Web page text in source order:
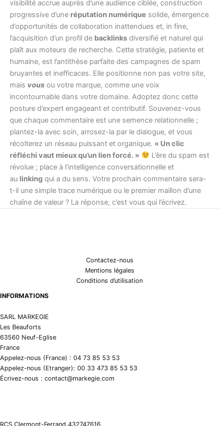
visibilité accrue auprès d’une audience ciblée, construction
progressive d’une réputation numérique solide, émergence
d’opportunités de collaboration inattendues et, in fine,
l’acquisition d’un profil de backlinks diversifié et naturel qui
plaît aux moteurs de recherche. Cette stratégie, patiente et
humaine, est l’antithèse parfaite des campagnes de spam
bruyantes et inefficaces. Elle positionne non pas votre site,
mais vous ou votre marque, comme une voix
incontournable dans votre domaine. Adoptez donc cette
posture d’expert engageant et contributif. Souvenez-vous
que chaque commentaire est une semence relationnelle ;
plantez-la avec soin, arrosez-la par le dialogue, et vous
récolterez un réseau puissant et organique. « Un clic
réfléchi vaut mieux qu’un lien forcé. »
L’ère du spam est
révolue ; place à l’intelligence conversationnelle et
au linking qui a du sens. Votre prochain commentaire sera-
t-il une simple trace numérique ou le premier maillon d’une
chaîne de valeur ? La réponse, c’est vous qui l’écrivez.
Contactez-nous
Mentions légales
Conditions d’utilisation
INFORMATIONS
SARL MARKEGIE
Les Beauforts
63560 Neuf-Eglise
France
Appelez-nous (France) : 04 73 85 53 53
Appelez-nous (Etranger): 00 33 473 85 53 53
Écrivez-nous : contact@markegie.com
RCS Clermont-Ferrand 432747616